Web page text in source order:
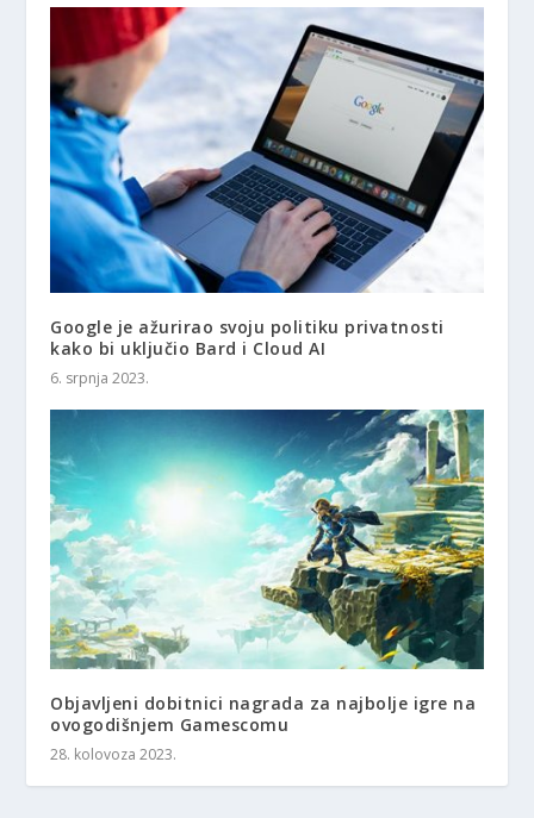
Google je ažurirao svoju politiku privatnosti
kako bi uključio Bard i Cloud AI
6. srpnja 2023.
Objavljeni dobitnici nagrada za najbolje igre na
ovogodišnjem Gamescomu
28. kolovoza 2023.